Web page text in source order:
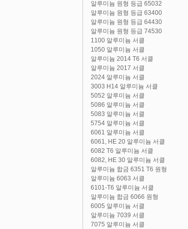
알루미늄 원형 등급 65032
알루미늄 원형 등급 63400
알루미늄 원형 등급 64430
알루미늄 원형 등급 74530
1100 알루미늄 서클
1050 알루미늄 서클
알루미늄 2014 T6 서클
알루미늄 2017 서클
2024 알루미늄 서클
3003 H14 알루미늄 서클
5052 알루미늄 서클
5086 알루미늄 서클
5083 알루미늄 서클
5754 알루미늄 서클
6061 알루미늄 서클
6061, HE 20 알루미늄 서클
6082 T6 알루미늄 서클
6082, HE 30 알루미늄 서클
알루미늄 합금 6351 T6 원형
알루미늄 6063 서클
6101-T6 알루미늄 서클
알루미늄 합금 6066 원형
6005 알루미늄 서클
알루미늄 7039 서클
7075 알루미늄 서클